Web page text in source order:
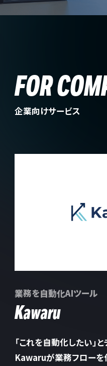
FOR
企業向けサービス
業務を自動化AIツール
Kawaru
「これを自動化したい」
Kawaruが業務フローを